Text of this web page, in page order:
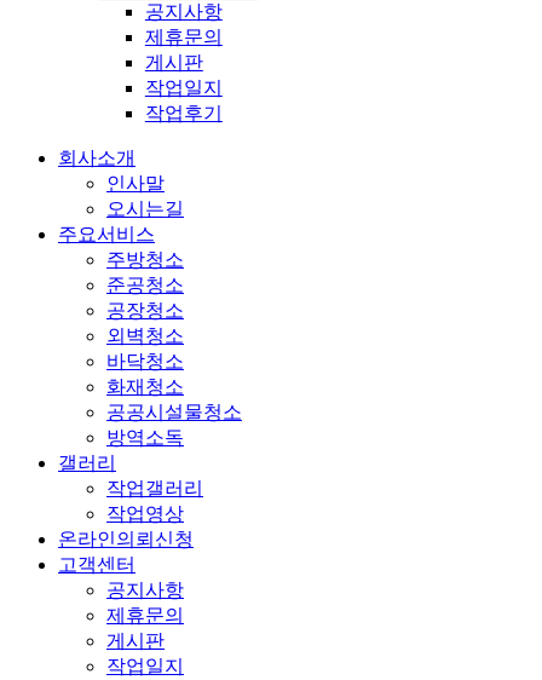
공지사항
제휴문의
게시판
작업일지
작업후기
회사소개
인사말
오시는길
주요서비스
주방청소
준공청소
공장청소
외벽청소
바닥청소
화재청소
공공시설물청소
방역소독
갤러리
작업갤러리
작업영상
온라인의뢰신청
고객센터
공지사항
제휴문의
게시판
작업일지